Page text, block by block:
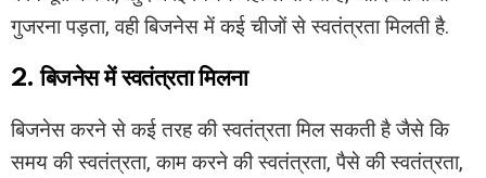
गुजरना पड़ता, वही बिजनेस में कई चीजों से स्वतंत्रता मिलती है.
2. बिजनेस में स्वतंत्रता मिलना
बिजनेस करने से कई तरह की स्वतंत्रता मिल सकती है जैसे कि
समय की स्वतंत्रता, काम करने की स्वतंत्रता, पैसे की स्वतंत्रता,